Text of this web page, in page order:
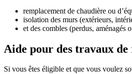
remplacement de chaudière ou
isolation des murs (extérieurs,
et des combles (perdus, aménagés
Aide pour des travaux
Si vous êtes éligible et que vous voulez